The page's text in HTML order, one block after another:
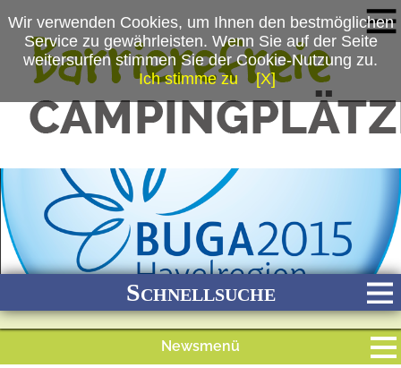
(c) Zweckverband Bundesgartenschau 2015 Havelregion
Schnellsuche
Newsmenü
Wir verwenden Cookies, um Ihnen den bestmöglichen
Service zu gewährleisten. Wenn Sie auf der Seite
weitersurfen stimmen Sie der Cookie-Nutzung zu.
Ich stimme zu
[X]